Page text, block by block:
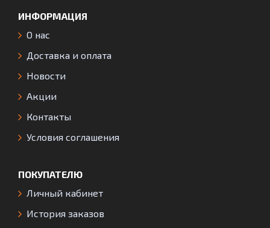
ИНФОРМАЦИЯ
О нас
Доставка и оплата
Новости
Акции
Контакты
Условия соглашения
ПОКУПАТЕЛЮ
Личный кабинет
История заказов